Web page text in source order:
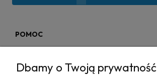
POMOC
Dbamy o Twoją prywatność